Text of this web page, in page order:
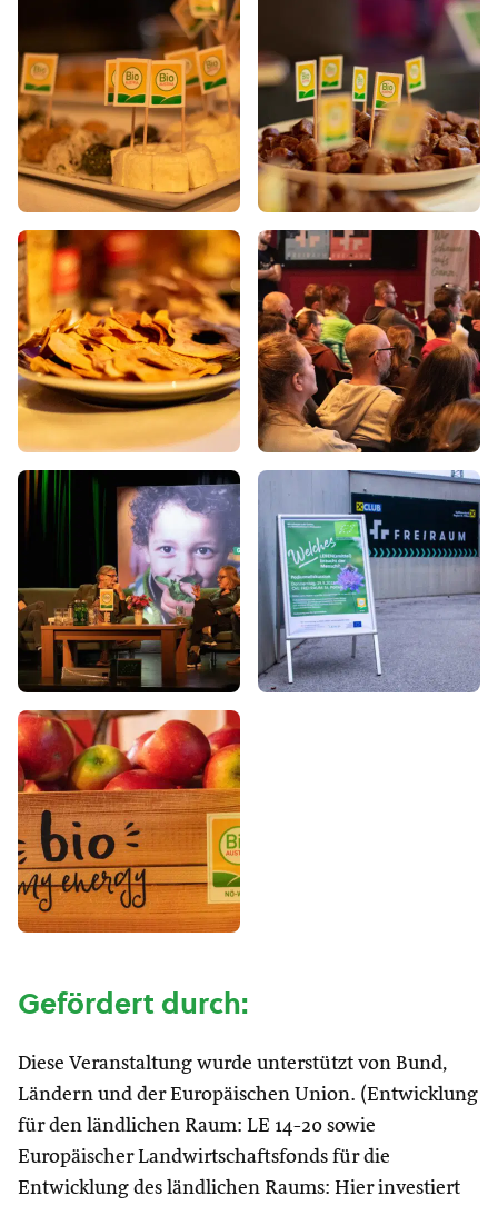
Gefördert durch:
Diese Veranstaltung wurde unterstützt von Bund,
Ländern und der Europäischen Union. (Entwicklung
für den ländlichen Raum: LE 14-20 sowie
Europäischer Landwirtschaftsfonds für die
Entwicklung des ländlichen Raums: Hier investiert